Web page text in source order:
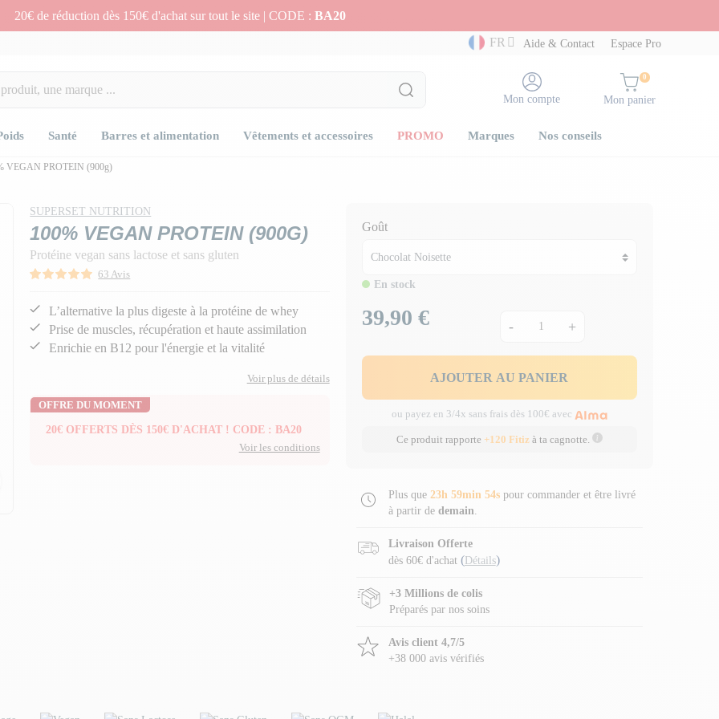
20€ de réduction dès 150€ d'achat sur tout le site | CODE : BA20
FR
Aide & Contact Espace Pro
Mon compte
0
Mon panier
Santé Barres et alimentation Vêtements et accessoires PROMO Marques Nos conseils
VEGAN PROTEIN (900g)
SUPERSET NUTRITION
100% VEGAN PROTEIN (900G)
Protéine vegan sans lactose et sans gluten
63 Avis
L’alternative la plus digeste à la protéine de whey
Prise de muscles, récupération et haute assimilation
Enrichie en B12 pour l'énergie et la vitalité
Voir plus de détails
OFFRE DU MOMENT
20€ OFFERTS DÈS 150€ D'ACHAT ! CODE : BA20
Voir les conditions
Goût
En stock
Prix
39,90 € - +
AJOUTER AU PANIER
ou payez en 3/4x sans frais dès 100€ avec
Ce produit rapporte +120 Fitizà ta cagnotte.
Plus que 23h 59min 53spour commander et être livré
à partir de demain.
Livraison Offerte
dès 60€ d'achat ( Détails)
+3 Millions de colis
Préparés par nos soins
Avis client 4,7/5
+38 000 avis vérifiés